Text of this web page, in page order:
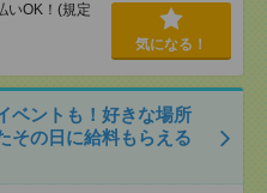
OK！(規定
気になる！
ベントも！好きな場所
その日に給料もらえる